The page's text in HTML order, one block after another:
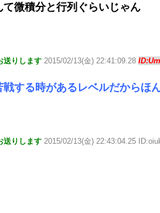
微積分と行列ぐらいじゃん
送りします 2015/02/13(金) 22:41:09.28
する時があるレベルだからほ
送りします 2015/02/13(金) 22:43:04.25